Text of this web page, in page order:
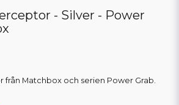
- Silver - Power
Matchbox och serien Power Grab.